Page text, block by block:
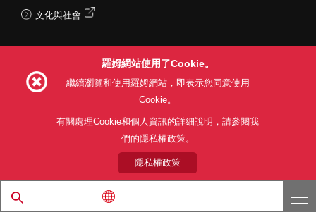
文化與社會
利用目的 隱私權政策
關於本公司產品銷售之標準條款(PDF)
© 1997 - 2026 ROHM CO., LTD. ALL RIGHTS RESERVED.
羅姆網站使用了Cookie。
繼續瀏覽和使用羅姆網站，即表示您同意使用
Cookie。
有關處理Cookie和個人資訊的詳細說明，請參閱我
們的隱私權政策。
隱私權政策